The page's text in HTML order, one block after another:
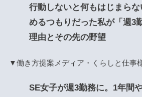
行動しないと何もはじまら
めるつもりだった私が「週3
理由とその先の野望
▼働き方提案メディア・くらしと仕事
SE女子が週3勤務に。1年間